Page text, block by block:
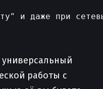
работы с